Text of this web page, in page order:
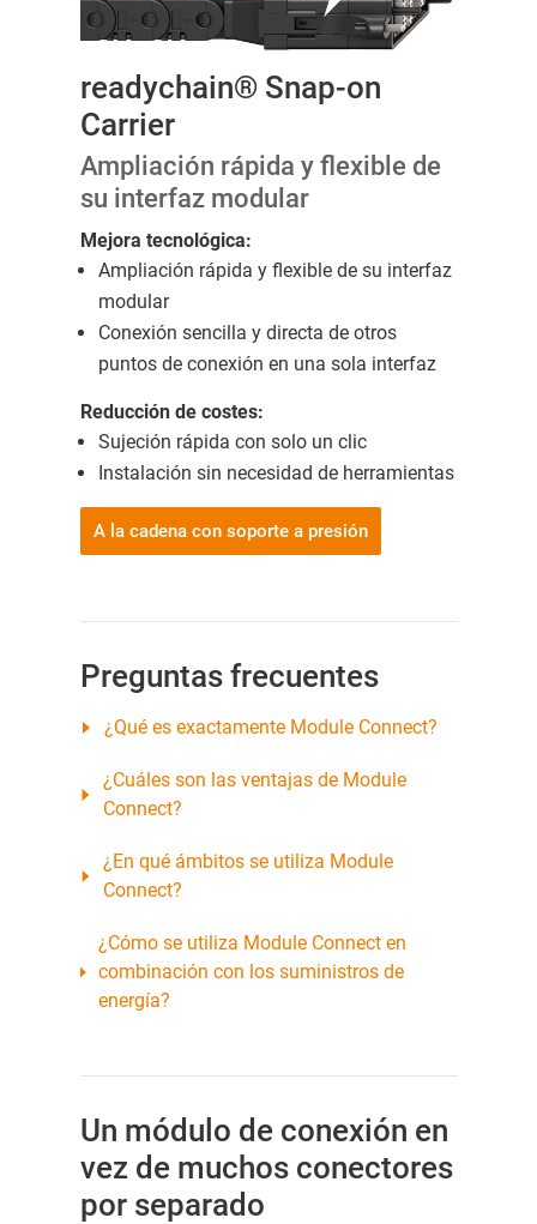
readychain® Snap-on
Carrier
Ampliación rápida y flexible de
su interfaz modular
Mejora tecnológica:
Ampliación rápida y flexible de su interfaz
modular
Conexión sencilla y directa de otros
puntos de conexión en una sola interfaz
Reducción de costes:
Sujeción rápida con solo un clic
Instalación sin necesidad de herramientas
A la cadena con soporte a presión
Preguntas frecuentes
¿Qué es exactamente Module Connect?
¿Cuáles son las ventajas de Module
Connect?
¿En qué ámbitos se utiliza Module
Connect?
¿Cómo se utiliza Module Connect en
combinación con los suministros de
energía?
Un módulo de conexión en
vez de muchos conectores
por separado